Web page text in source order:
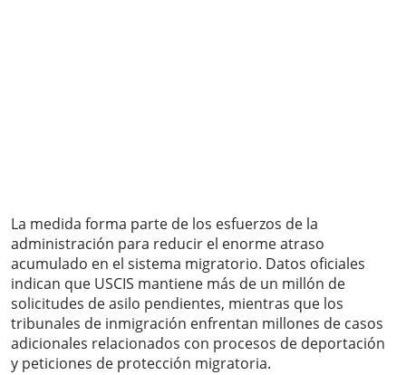
La medida forma parte de los esfuerzos de la
administración para reducir el enorme atraso
acumulado en el sistema migratorio. Datos oficiales
indican que USCIS mantiene más de un millón de
solicitudes de asilo pendientes, mientras que los
tribunales de inmigración enfrentan millones de casos
adicionales relacionados con procesos de deportación
y peticiones de protección migratoria.